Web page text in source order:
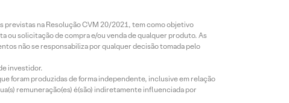
previstas na Resolução CVM 20/2021, tem como objetivo
ou solicitação de compra e/ou venda de qualquer produto. As
não se responsabiliza por qualquer decisão tomada pelo
investidor.
foram produzidas de forma independente, inclusive em relação
remuneração(es) é(são) indiretamente influenciada por